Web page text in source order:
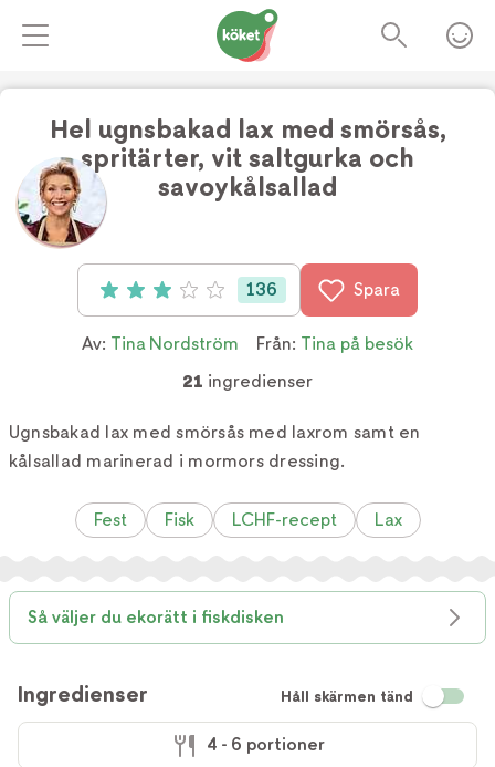
Hel ugnsbakad lax med smörsås,
spritärter, vit saltgurka och
savoykålsallad
Betyg: 3 av 5 (136 röster)
136 Spara
Av: Tina Nordström Från: Tina på besök
21 ingredienser
Ugnsbakad lax med smörsås med laxrom samt en
kålsallad marinerad i mormors dressing.
Fest Fisk LCHF-recept Lax
Så väljer du ekorätt i fiskdisken
Ingredienser Håll skärmen tänd
4 - 6 portioner